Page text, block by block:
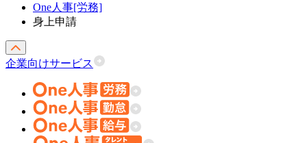
One人事[労務]
身上申請
企業向けサービス